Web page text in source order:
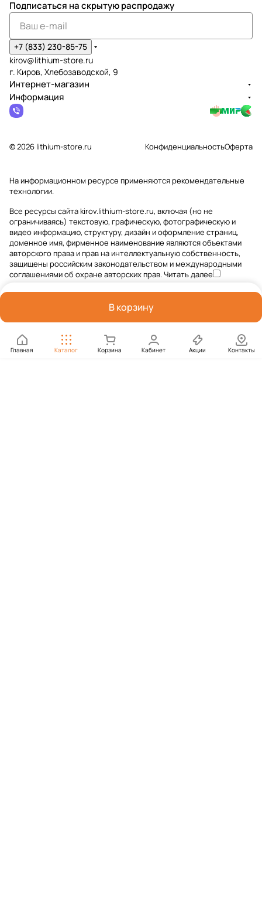
В корзину
Главная Каталог Корзина Кабинет Акции Контакты
Подписаться на скрытую распродажу
+7 (833) 230-85-75
kirov@lithium-store.ru
г. Киров, Хлебозаводской, 9
Интернет-магазин
Информация
© 2026 lithium-store.ru КонфиденциальностьОферта
На информационном ресурсе применяютсярекомендательные
технологии.
Все ресурсы сайта kirov.lithium-store.ru, включая (но не
ограничиваясь) текстовую, графическую, фотографическую и
видео информацию, структуру, дизайн и оформление страниц,
доменное имя, фирменное наименование являются объектами
авторского права и прав на интеллектуальную собственность,
защищены российским законодательством и международными
соглашениями об охране авторских прав.Читать далее